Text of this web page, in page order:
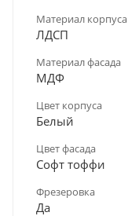
Материал корпуса
ЛДСП
Материал фасада
МДФ
Цвет корпуса
Белый
Цвет фасада
Софт тоффи
Фрезеровка
Да